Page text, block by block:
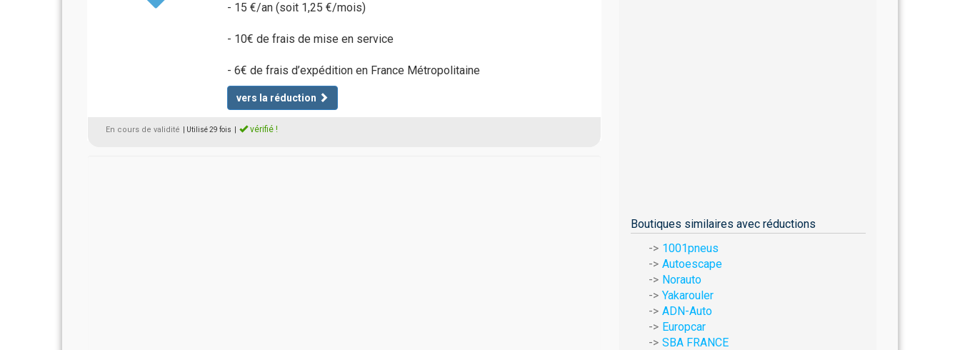
- 15 €/an (soit 1,25 €/mois)
- 10€ de frais de mise en service
- 6€ de frais d’expédition en France Métropolitaine
vers la réduction
En cours de validité | Utilisé 29 fois vérifié !
Boutiques similaires avec réductions
1001pneus
Autoescape
Norauto
Yakarouler
ADN-Auto
Europcar
SBA FRANCE